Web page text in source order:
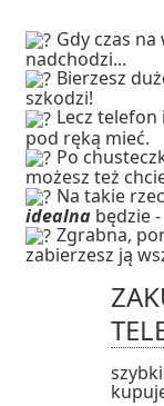
Gdy czas na
nadchodzi...
Bierzesz
szkodzi!
Lecz
pod ręką mieć.
Po
możesz też
Na takie
idealna będzie -
Zgrabna,
zabierzesz ją